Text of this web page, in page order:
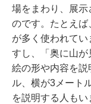
場をまわり、展示
のです。たとえ
が多く使われてい
すし、「奥に山が
絵の形や内容を説
ル、横が3メート
を説明する人も